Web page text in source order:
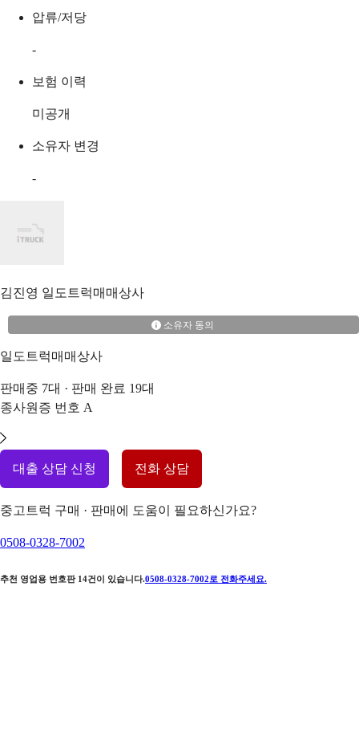
압류/저당
-
보험 이력
미공개
소유자 변경
-
김진영 일도트럭매매상사
소유자 동의
일도트럭매매상사
판매중 7대 · 판매 완료 19대
종사원증 번호 A
대출 상담 신청 전화 상담
중고트럭 구매 · 판매에 도움이 필요하신가요?
0508-0328-7002
추천 영업용 번호판 14건이 있습니다.0508-0328-7002 로 전화주세요.